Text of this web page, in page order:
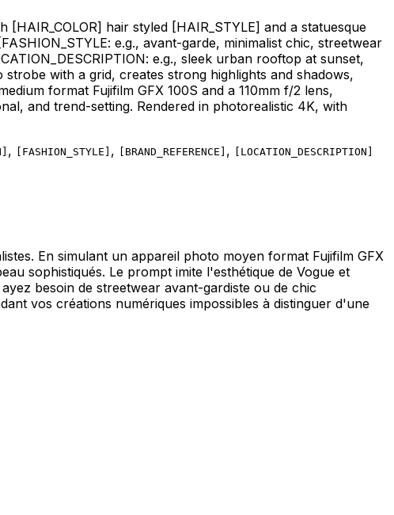
[HAIR_COLOR] hair styled [HAIR_STYLE] and a statuesque
[FASHION_STYLE: e.g., avant-garde, minimalist chic, streetwear
e.g., sleek urban rooftop at sunset,
with a grid, creates strong highlights and shadows,
format Fujifilm GFX 100S and a 110mm f/2 lens,
and trend-setting. Rendered in photorealistic 4K, with
, FASHION_STYLE , BRAND_REFERENCE , LOCATION_DESCRIPTION
En simulant un appareil photo moyen format Fujifilm GFX
sophistiqués. Le prompt imite l'esthétique de Vogue et
besoin de streetwear avant-gardiste ou de chic
vos créations numériques impossibles à distinguer d'une